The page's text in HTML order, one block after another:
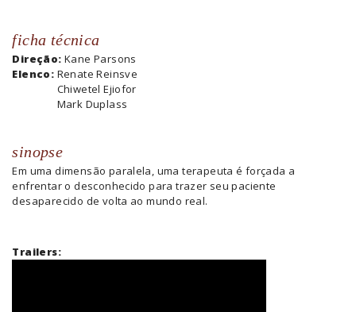
ficha técnica
Direção: Kane Parsons
Elenco: Renate Reinsve
Chiwetel Ejiofor
Mark Duplass
sinopse
Em uma dimensão paralela, uma terapeuta é forçada a
enfrentar o desconhecido para trazer seu paciente
desaparecido de volta ao mundo real.
Trailers: